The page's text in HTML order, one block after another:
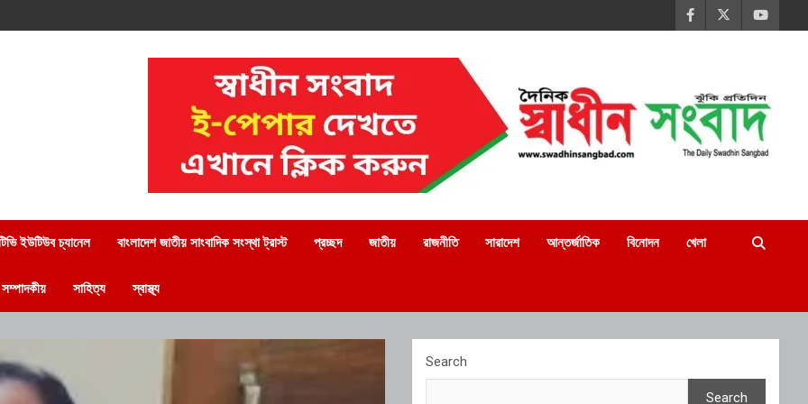
ইউটিউব চ্যানেল বাংলাদেশ জাতীয় সাংবাদিক সংস্থা ট্রাস্ট প্রচ্ছদ জাতীয় রাজনীতি সারাদেশ আন্তর্জাতিক বিনোদন খেলা
সম্পাদকীয় সাহিত্য স্বাস্থ্য
Search
Search